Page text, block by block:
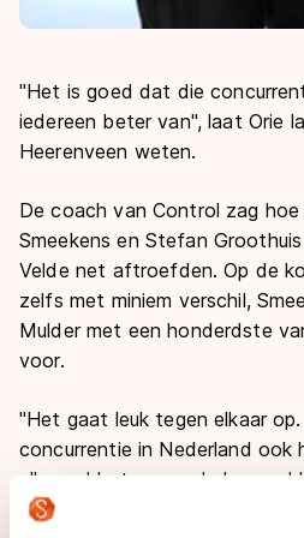
"Het is goed dat die
iedereen beter van", laat Orie
Heerenveen weten.
De coach van Control zag hoe
Smeekens en Stefan
Velde net aftroefden. Op de
zelfs met miniem verschil,
Mulder met een honderdste
voor.
"Het gaat leuk tegen elkaar
concurrentie in Nederland ook
allemaal beter van. Je kan wel
zijn, maar de internationale